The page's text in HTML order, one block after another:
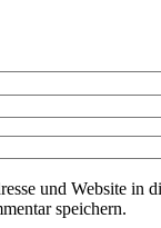
und Website in
speichern.